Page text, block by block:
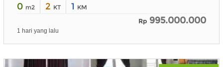
0 m2 2 KT 1 KM
Rp 995.000.000
1 hari yang lalu